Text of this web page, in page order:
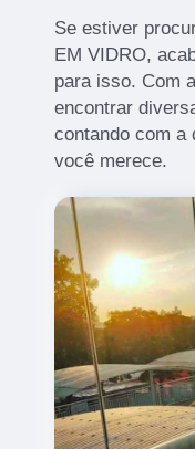
Se estiver
EM VIDRO,
para isso. Com
encontrar
contando com a
você merece.